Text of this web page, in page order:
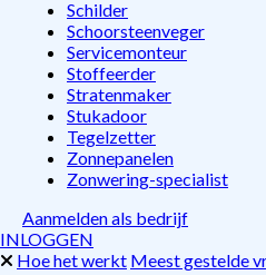
Schilder
Schoorsteenveger
Servicemonteur
Stoffeerder
Stratenmaker
Stukadoor
Tegelzetter
Zonnepanelen
Zonwering-specialist
Aanmelden als bedrijf
INLOGGEN
Hoe het werkt Meest gestelde